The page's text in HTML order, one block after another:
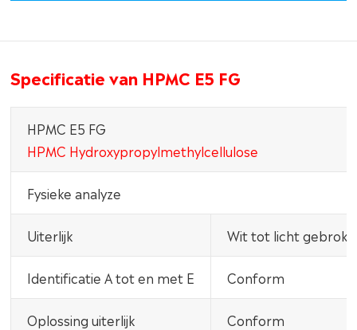
Specificatie van HPMC E5 FG
HPMC E5 FG
HPMC Hydroxypropylmethylcellulose
Fysieke analyze
Uiterlijk Wit tot licht
Identificatie A tot en met E Conform
Oplossing uiterlijk Conform